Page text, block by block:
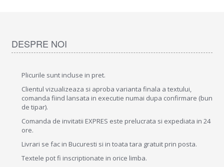
DESPRE NOI
Plicurile sunt incluse in pret.
Clientul vizualizeaza si aproba varianta finala a textului,
comanda fiind lansata in executie numai dupa confirmare (bun
de tipar).
Comanda de invitatii EXPRES este prelucrata si expediata in 24
ore.
Livrari se fac in Bucuresti si in toata tara gratuit prin posta.
Textele pot fi inscriptionate in orice limba.